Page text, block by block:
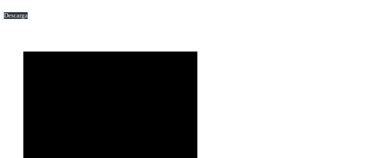
Descarga